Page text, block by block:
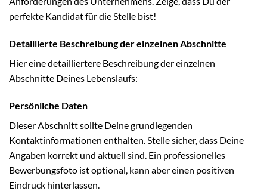
perfekte Kandidat für die Stelle bist!
Detaillierte Beschreibung der einzelnen Abschnitte
Hier eine detailliertere Beschreibung der einzelnen
Abschnitte Deines Lebenslaufs:
Persönliche Daten
Dieser Abschnitt sollte Deine grundlegenden
Kontaktinformationen enthalten. Stelle sicher, dass Deine
Angaben korrekt und aktuell sind. Ein professionelles
Bewerbungsfoto ist optional, kann aber einen positiven
Eindruck hinterlassen.